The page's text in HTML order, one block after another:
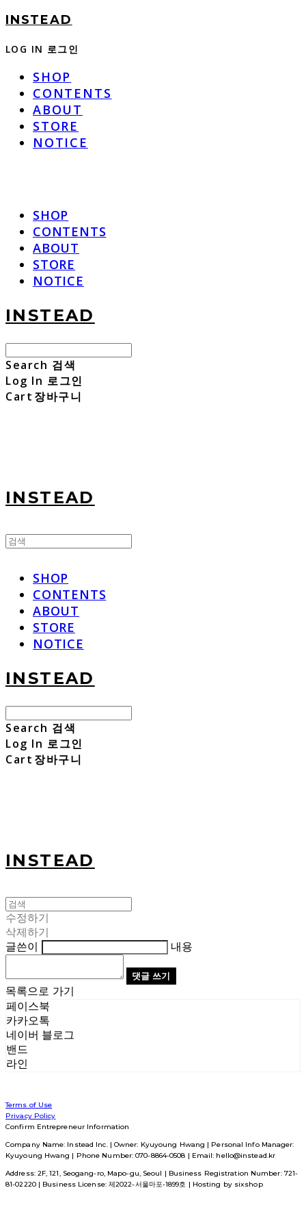
INSTEAD
LOG IN 로그인
SHOP
CONTENTS
ABOUT
STORE
NOTICE
SHOP
CONTENTS
ABOUT
STORE
NOTICE
INSTEAD
Search 검색
Log In 로그인
Cart 장바구니
INSTEAD
SHOP
CONTENTS
ABOUT
STORE
NOTICE
INSTEAD
Search 검색
Log In 로그인
Cart 장바구니
INSTEAD
수정하기
삭제하기
글쓴이
내용
댓글 쓰기
목록으로 가기
페이스북
카카오톡
네이버 블로그
밴드
라인
Terms of Use
Privacy Policy
Confirm Entrepreneur Information
Company Name: Instead Inc. | Owner: Kyuyoung Hwang | Personal Info Manager:
Kyuyoung Hwang | Phone Number: 070-8864-0508 | Email: hello@instead.kr
Address: 2F, 121, Seogang-ro, Mapo-gu, Seoul | Business Registration Number: 721-
81-02220| Business License: 제2022-서울마포-1899호 | Hosting by sixshop